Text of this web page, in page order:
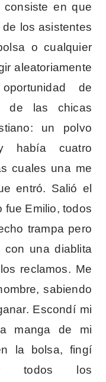
consiste en que
los asistentes
o cualquier
aleatoriamente
de
de las chicas
un polvo
había cuatro
cuales una me
entró. Salió el
fue Emilio, todos
trampa pero
una diablita
reclamos. Me
sabiendo
Escondí mi
manga de mi
la bolsa, fingí
todos los